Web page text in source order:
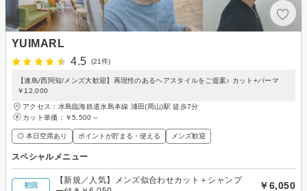
YUIMARL
4.5
(21件)
【連島/西阿知/メンズ大歓迎】再現性のあるヘアスタイルをご提案♪ カット+パーマ
￥12,000
アクセス：水島臨海鉄道水島本線 浦田(岡山)駅 徒歩7分
カット単価： ￥5,500～
◎ 本日空席あり ポイントが貯まる・使える メンズ歓迎
スペシャルメニュー
初回
【新規／人気】メンズ似合わせカット＋シャンプ
￥6,050